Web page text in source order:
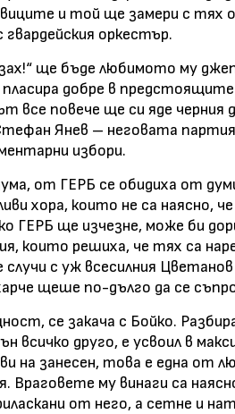
и той ще замери с тях
оркестър.
ще бъде любимото му
добре в
все повече ще си яде черния
Стефан Янев – неговата
избори.
от ГЕРБ се обидиха от
хора, които не са наясно,
ГЕРБ ще изчезне, може би
които решиха, че тях са
с уж всесилния
щеше по-дълго да се
се закача с Бойко.
всичко друго, е усвоил в
на занесен, това е една от
Враговете му винаги са
от него, а сетне и